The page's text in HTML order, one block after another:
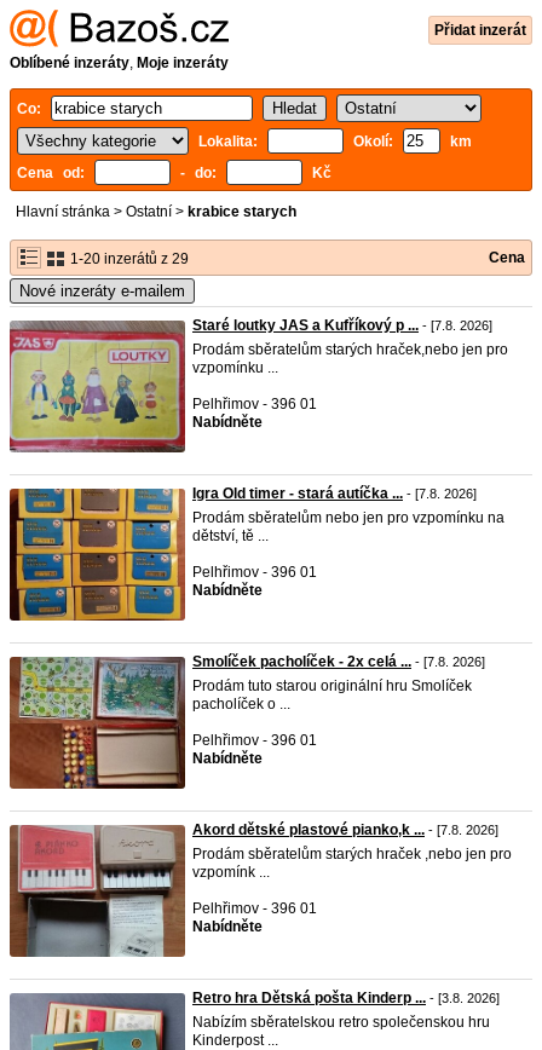
Přidat inzerát
Oblíbené inzeráty, Moje inzeráty
Co:
Lokalita:
Okolí:
km
Cena od:
- do: Kč
Hlavní stránka > Ostatní > krabice starych
1-20 inzerátů z 29 Cena
Nové inzeráty e-mailem
Staré loutky JAS a Kufříkový p ... - [7.8. 2026]
Prodám sběratelům starých hraček,nebo jen pro
vzpomínku ...
Pelhřimov - 396 01
Nabídněte
Igra Old timer - stará autíčka ... - [7.8. 2026]
Prodám sběratelům nebo jen pro vzpomínku na
dětství, tě ...
Pelhřimov - 396 01
Nabídněte
Smolíček pacholíček - 2x celá ... - [7.8. 2026]
Prodám tuto starou originální hru Smolíček
pacholíček o ...
Pelhřimov - 396 01
Nabídněte
Akord dětské plastové pianko,k ... - [7.8. 2026]
Prodám sběratelům starých hraček ,nebo jen pro
vzpomínk ...
Pelhřimov - 396 01
Nabídněte
Retro hra Dětská pošta Kinderp ... - [3.8. 2026]
Nabízím sběratelskou retro společenskou hru
Kinderpost ...